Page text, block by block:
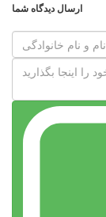
ارسال دیدگاه شما